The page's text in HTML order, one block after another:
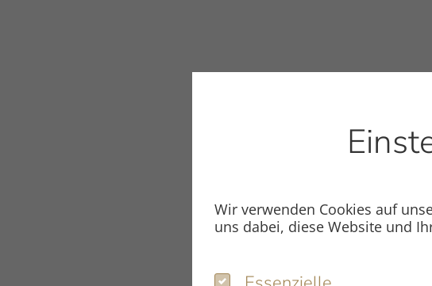
Wir verwenden Cookies auf
uns dabei, diese Website und
Essenzielle